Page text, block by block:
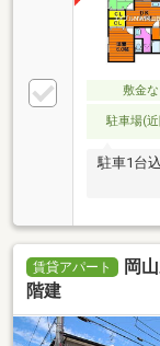
敷金な
駐車場(
駐車1台
賃貸アパート
岡
階建